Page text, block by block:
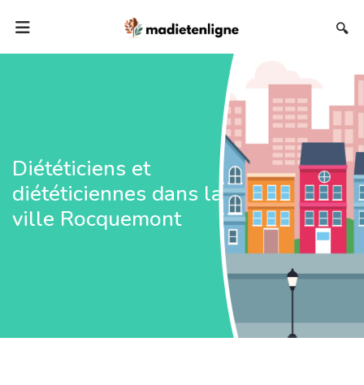
🔍
Diététiciens et
diététiciennes dans la
ville Rocquemont